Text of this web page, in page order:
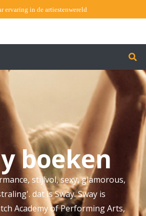
ervaring in de artiestenwereld
boeken
stijlvol, sexy, glamorous,
dat is Sway. Sway is
Academy of Performing Arts,